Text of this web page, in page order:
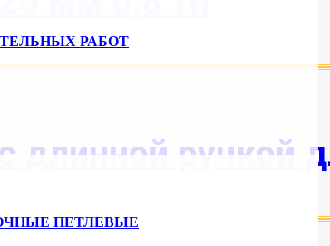
РАБОТ
ПЕТЛЕВЫЕ
длинной ручкой